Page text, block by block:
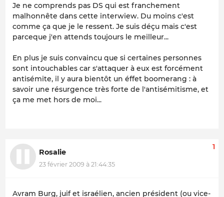
Je ne comprends pas DS qui est franchement
malhonnête dans cette interwiew. Du moins c'est
comme ça que je le ressent. Je suis déçu mais c'est
parceque j'en attends toujours le meilleur...
En plus je suis convaincu que si certaines personnes
sont intouchables car s'attaquer à eux est forcément
antisémite, il y aura bientôt un éffet boomerang : à
savoir une résurgence très forte de l'antisémitisme, et
ça me met hors de moi...
Rosalie
23 février 2009 à 21:44:35
1
Avram Burg, juif et israélien, ancien président (ou vice-